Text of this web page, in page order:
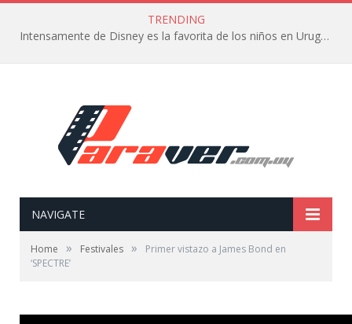
TRENDING
Intensamente de Disney es la favorita de los niños en Uruguay
NAVIGATE
Home » Festivales »
Primer vistazo a James Bond en
‘SPECTRE’